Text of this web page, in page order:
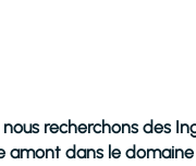
nous recherchons des
amont dans le